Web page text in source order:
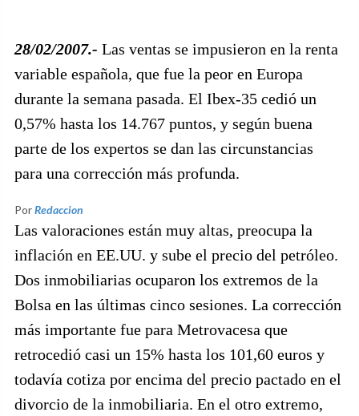
28/02/2007.- Las ventas se impusieron en la renta
variable española, que fue la peor en Europa
durante la semana pasada. El Ibex-35 cedió un
0,57% hasta los 14.767 puntos, y según buena
parte de los expertos se dan las circunstancias
para una corrección más profunda.
PorRedaccion
Las valoraciones están muy altas, preocupa la
inflación en EE.UU. y sube el precio del petróleo.
Dos inmobiliarias ocuparon los extremos de la
Bolsa en las últimas cinco sesiones. La corrección
más importante fue para Metrovacesa que
retrocedió casi un 15% hasta los 101,60 euros y
todavía cotiza por encima del precio pactado en el
divorcio de la inmobiliaria. En el otro extremo,